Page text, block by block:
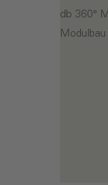
db 360°